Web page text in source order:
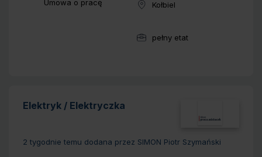
Umowa o pracę
Lokalizacja:
Kołbiel
Wymiar pracy:
pełny etat
Elektryk / Elektryczka
2 tygodnie temu dodana przez SIMON Piotr Szymański